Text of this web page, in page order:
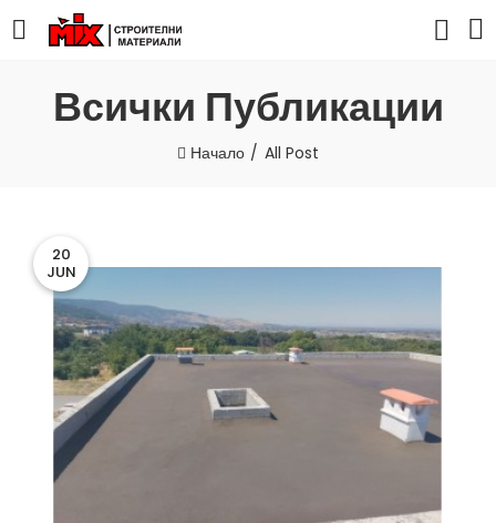
Всички Публикации
Начало All Post
20
JUN